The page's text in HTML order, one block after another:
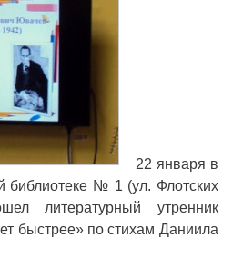
22 января в
библиотеке № 1 (ул. Флотских
литературный утренник
быстрее» по стихам Даниила